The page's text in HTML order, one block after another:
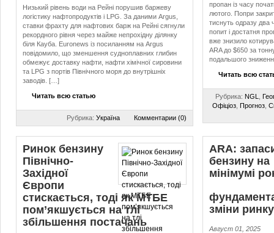
Низький рівень води на Рейні порушив баржеву
логістику нафтопродуктів і LPG. За даними Argus,
ставки фрахту для нафтових барж на Рейні сягнули
рекордного рівня через майже непрохідну ділянку
біля Кауба. Euronews із посиланням на Argus
повідомило, що зменшення судноплавних глибин
обмежує доставку нафти, нафти хімічної сировини
та LPG з портів Північного моря до внутрішніх
заводів. […]
Читать всю статью
Рубрика: Україна Комментарии (0)
пропан із часу
лютого. Попри
тиснуть одразу два
попит і достатня
вже знизило
ARA до $650 за
подальшого
Читать всю
Рубрика: NGL
Офіціоз Прогноз
Ринок бензину
Північно-
Західної
Європи
стискається, тоді як МТБЕ
пом’якшується на тлі
збільшення постачань
ARA:
бензину на
мінімумі
зміни ринку
Август 01, 2025